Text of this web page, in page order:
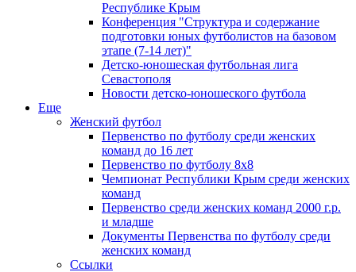
Республике Крым
Конференция "Структура и содержание
подготовки юных футболистов на базовом
этапе (7-14 лет)"
Детско-юношеская футбольная лига
Севастополя
Новости детско-юношеского футбола
Еще
Женский футбол
Первенство по футболу среди женских
команд до 16 лет
Первенство по футболу 8х8
Чемпионат Республики Крым среди женских
команд
Первенство среди женских команд 2000 г.р.
и младше
Документы Первенства по футболу среди
женских команд
Ссылки